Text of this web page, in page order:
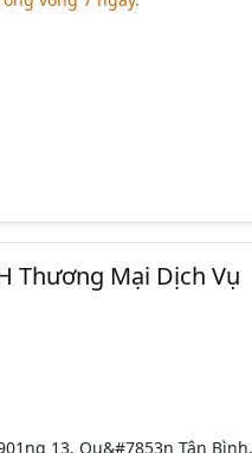
Thương Mại Dịch Vụ
13, Qu&#7853n Tân